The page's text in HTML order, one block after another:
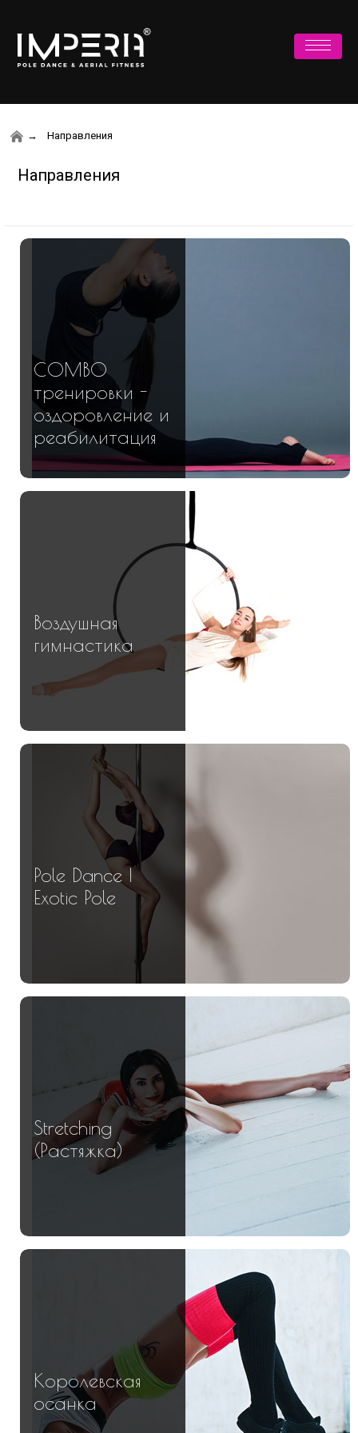
Направления
Направления
COMBO
тренировки -
оздоровление и
реабилитация
Воздушная
гимнастика
Pole Dance |
Exotic Pole
Stretching
(Растяжка)
Королевская
осанка